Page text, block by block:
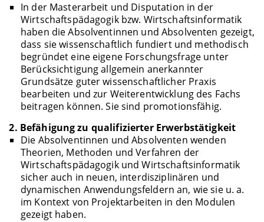
In der Masterarbeit und Disputation in der
Wirtschaftspädagogik bzw. Wirtschaftsinformatik
haben die Absolventinnen und Absolventen gezeigt,
dass sie wissenschaftlich fundiert und methodisch
begründet eine eigene Forschungsfrage unter
Berücksichtigung allgemein anerkannter
Grundsätze guter wissenschaftlicher Praxis
bearbeiten und zur Weiterentwicklung des Fachs
beitragen können. Sie sind promotionsfähig.
2. Befähigung zu qualifizierter Erwerbstätigkeit
Die Absolventinnen und Absolventen wenden
Theorien, Methoden und Verfahren der
Wirtschaftspädagogik und Wirtschaftsinformatik
sicher auch in neuen, interdisziplinären und
dynamischen Anwendungsfeldern an, wie sie u. a.
im Kontext von Projektarbeiten in den Modulen
gezeigt haben.